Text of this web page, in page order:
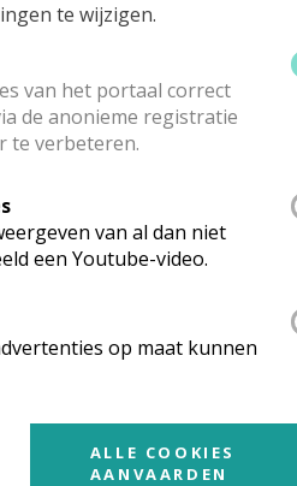
Google Maps
te wijzigen.
van het portaal correct
de anonieme registratie
te verbeteren.
van al dan niet
een Youtube-video.
op maat kunnen
ALLE COOKIES
AANVAARDEN